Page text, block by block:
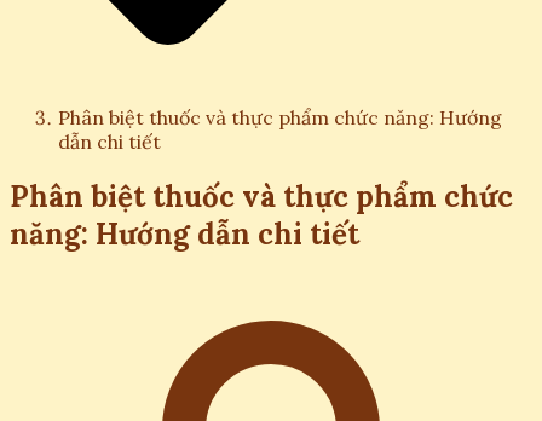
Phân biệt thuốc và thực phẩm chức năng: Hướng
dẫn chi tiết
Phân biệt thuốc và thực phẩm chức
năng: Hướng dẫn chi tiết